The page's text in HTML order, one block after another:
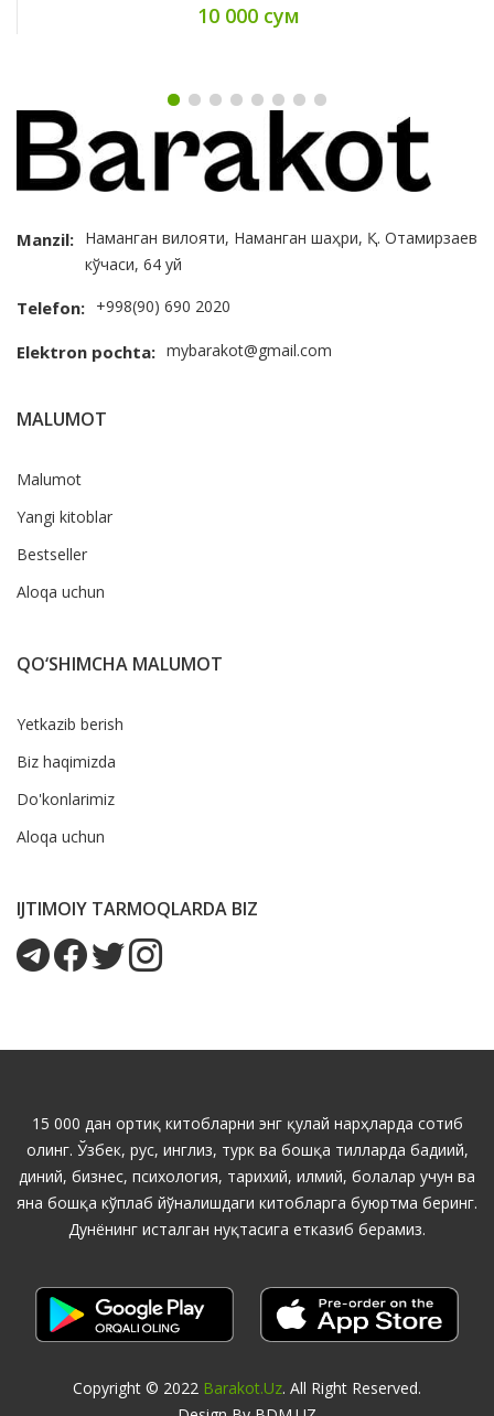
10 000 сум
Manzil: Наманган вилояти, Наманган шаҳри, Қ. Отамирзаев
кўчаси, 64 уй
Telefon: +998(90) 690 2020
Elektron pochta: mybarakot@gmail.com
MALUMOT
Malumot
Yangi kitoblar
Bestseller
Aloqa uchun
QO‘SHIMCHA MALUMOT
Yetkazib berish
Biz haqimizda
Do'konlarimiz
Aloqa uchun
IJTIMOIY TARMOQLARDA BIZ
15 000 дан ортиқ китобларни энг қулай нарҳларда сотиб
олинг. Ўзбек, рус, инглиз, турк ва бошқа тилларда бадиий,
диний, бизнес, психология, тарихий, илмий, болалар учун ва
яна бошқа кўплаб йўналишдаги китобларга буюртма беринг.
Дунёнинг исталган нуқтасига етказиб берамиз.
Copyright © 2022 Barakot.uz. All Right Reserved.